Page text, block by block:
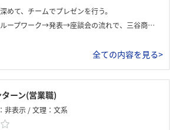
めて、チームでプレゼンを行う。
発表→座談会の流れで、三谷商事についての理解をグループで深め、発表する形式。
全ての内容を見る>
ターン(営業職)
非表示 / 文理：文系